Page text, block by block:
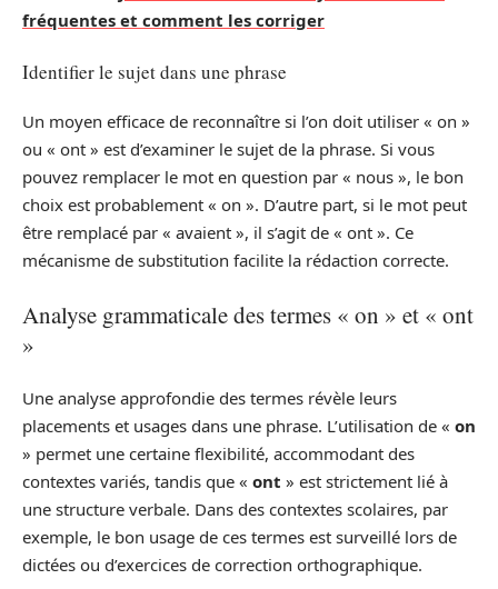
fréquentes et comment les corriger
Identifier le sujet dans une phrase
Un moyen efficace de reconnaître si l’on doit utiliser « on »
ou « ont » est d’examiner le sujet de la phrase. Si vous
pouvez remplacer le mot en question par « nous », le bon
choix est probablement « on ». D’autre part, si le mot peut
être remplacé par « avaient », il s’agit de « ont ». Ce
mécanisme de substitution facilite la rédaction correcte.
Analyse grammaticale des termes « on » et « ont
»
Une analyse approfondie des termes révèle leurs
placements et usages dans une phrase. L’utilisation de « on
» permet une certaine flexibilité, accommodant des
contextes variés, tandis que « ont » est strictement lié à
une structure verbale. Dans des contextes scolaires, par
exemple, le bon usage de ces termes est surveillé lors de
dictées ou d’exercices de correction orthographique.